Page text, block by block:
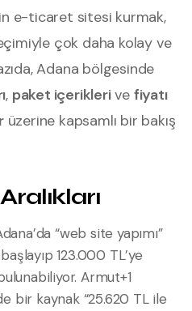
e-ticaret sitesi kurmak,
çok daha kolay ve
Adana bölgesinde
, paket içeriklerive fiyatı
üzerine kapsamlı bir bakış
“web site yapımı”
123.000 TL’ye
Armut+1
bir kaynak “25.620 TL ile